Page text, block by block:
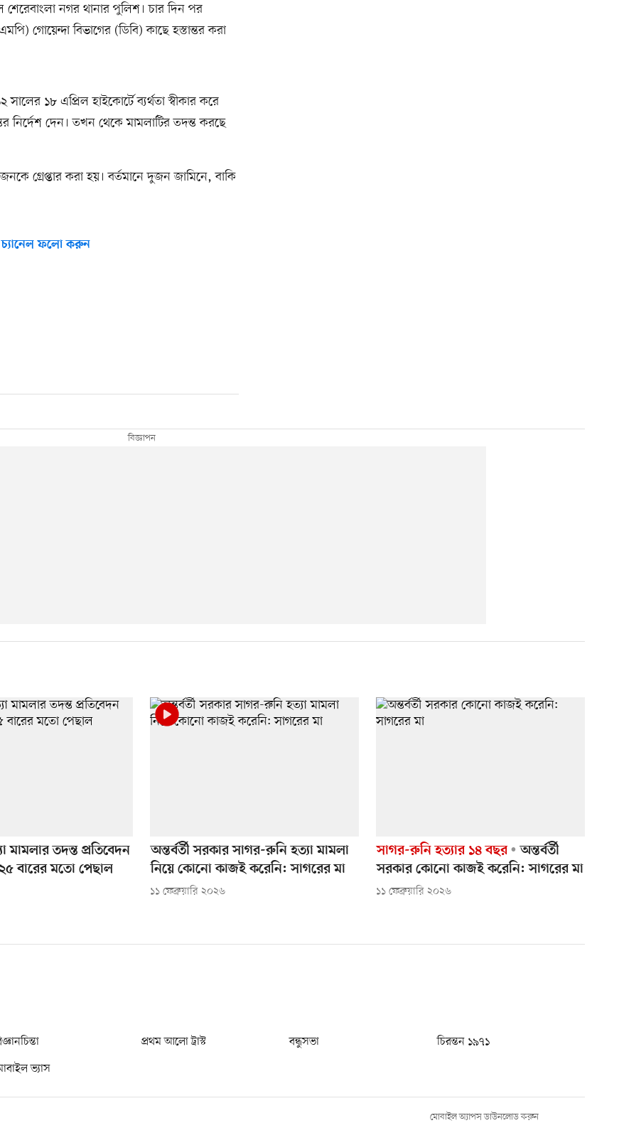
নগর থানার পুলিশ। চার দিন পর
গোয়েন্দা বিভাগের (ডিবি) কাছে হস্তান্তর করা
১৮ এপ্রিল হাইকোর্টে ব্যর্থতা স্বীকার করে
নির্দেশ দেন। তখন থেকে মামলাটির তদন্ত করছে
গ্রেপ্তার করা হয়। বর্তমানে দুজন জামিনে, বাকি
ফলো করুন
মামলার তদন্ত প্রতিবেদন
বারের মতো পেছাল
অন্তর্বর্তী সরকার সাগর-রুনি হত্যা মামলা
নিয়ে কোনো কাজই করেনি: সাগরের মা
১১ ফেব্রুয়ারি ২০২৬
সাগর-রুনি হত্যার ১৪ বছর
অন্তর্বর্তী
সরকার কোনো কাজই করেনি: সাগরের মা
১১ ফেব্রুয়ারি ২০২৬
প্রথম আলো ট্রাস্ট বন্ধুসভা
চিরন্তন ১৯৭১
ভ্যাস
মোবাইল অ্যাপস ডাউনলোড করুন